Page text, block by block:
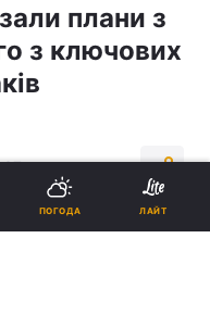
плани з
з ключових
в Google
ПОГОДА ЛАЙТ